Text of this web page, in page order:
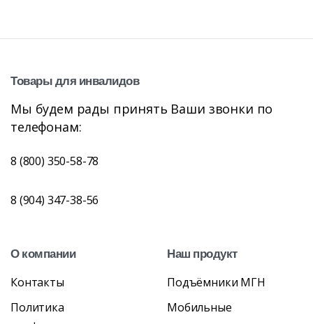
Товарыдля инвалидов
Мы будем рады принять Ваши звонки по
телефонам:
8 (800) 350-58-78
8 (904) 347-38-56
Окомпании
Контакты
Политика
Наш продукт
Подъёмники МГН
Мобильные